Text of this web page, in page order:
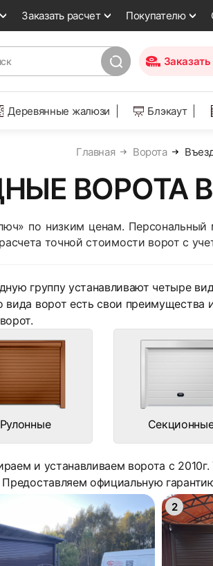
Заказать расчет Покупателю
Деревянные жалюзи Блэкаут
Главная Ворота
ВОРОТА
по низким ценам.
точной стоимости ворот с
группу устанавливают четыре
вида ворот есть свои
Рулонные
и устанавливаем ворота с
Предоставляем официальную
2